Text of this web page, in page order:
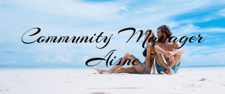
Community Manager
Aisne